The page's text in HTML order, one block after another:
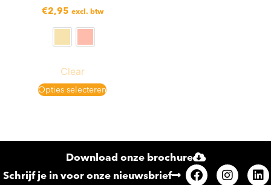
€2,95 excl. btw
Clear
Opties selecteren
Download onze brochure
Schrijf je in voor onze nieuwsbrief